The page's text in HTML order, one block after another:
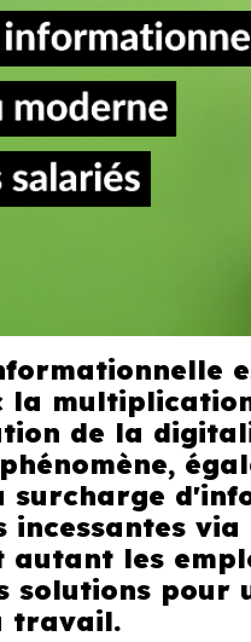
la
de la
surcharge
via
autant les
solutions
travail.